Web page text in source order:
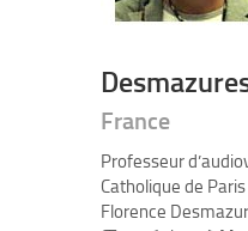
France
Professeur
Catholique de
Florence